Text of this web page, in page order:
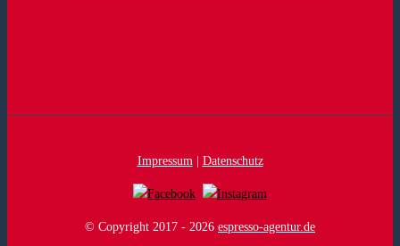
Impressum| Datenschutz
© Copyright 2017 - 2026 espresso-agentur.de